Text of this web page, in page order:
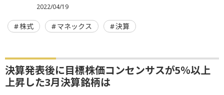
2022/04/19
株式 マネックス 決算
決算発表後に目標株価コンセンサスが5％以上
上昇した3月決算銘柄は